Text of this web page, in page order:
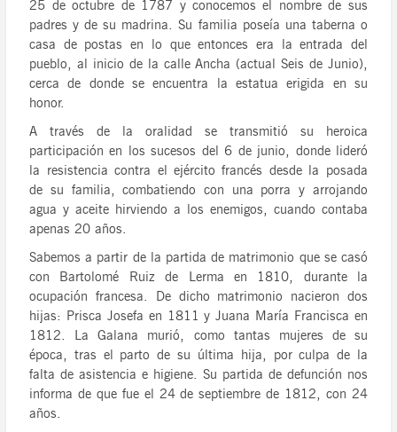
25 de octubre de 1787 y conocemos el nombre de sus
padres y de su madrina. Su familia poseía una taberna o
casa de postas en lo que entonces era la entrada del
pueblo, al inicio de la calle Ancha (actual Seis de Junio),
cerca de donde se encuentra la estatua erigida en su
honor.
A través de la oralidad se transmitió su heroica
participación en los sucesos del 6 de junio, donde lideró
la resistencia contra el ejército francés desde la posada
de su familia, combatiendo con una porra y arrojando
agua y aceite hirviendo a los enemigos, cuando contaba
apenas 20 años.
Sabemos a partir de la partida de matrimonio que se casó
con Bartolomé Ruiz de Lerma en 1810, durante la
ocupación francesa. De dicho matrimonio nacieron dos
hijas: Prisca Josefa en 1811 y Juana María Francisca en
1812. La Galana murió, como tantas mujeres de su
época, tras el parto de su última hija, por culpa de la
falta de asistencia e higiene. Su partida de defunción nos
informa de que fue el 24 de septiembre de 1812, con 24
años.